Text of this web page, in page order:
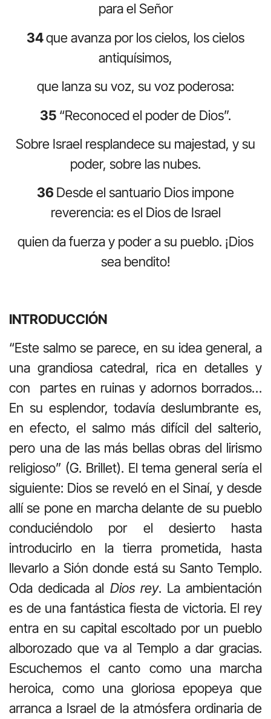
para el Señor
34que avanza por los cielos, los cielos
antiquísimos,
que lanza su voz, su voz poderosa:
35 “Reconoced el poder de Dios”.
Sobre Israel resplandece su majestad, y su
poder, sobre las nubes.
36 Desde el santuario Dios impone
reverencia: es el Dios de Israel
quien da fuerza y poder a su pueblo. ¡Dios
sea bendito!
INTRODUCCIÓN
“Este salmo se parece, en su idea general, a
una grandiosa catedral, rica en detalles y
con partes en ruinas y adornos borrados…
En su esplendor, todavía deslumbrante es,
en efecto, el salmo más difícil del salterio,
pero una de las más bellas obras del lirismo
religioso” (G. Brillet). El tema general sería el
siguiente: Dios se reveló en el Sinaí, y desde
allí se pone en marcha delante de su pueblo
conduciéndolo por el desierto hasta
introducirlo en la tierra prometida, hasta
llevarlo a Sión donde está su Santo Templo.
Oda dedicada al Dios rey. La ambientación
es de una fantástica fiesta de victoria. El rey
entra en su capital escoltado por un pueblo
alborozado que va al Templo a dar gracias.
Escuchemos el canto como una marcha
heroica, como una gloriosa epopeya que
arranca a Israel de la atmósfera ordinaria de